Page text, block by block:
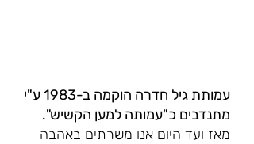
עמותת גיל חדרה הוקמה ב-1983 ע"י
מתנדבים כ"עמותה למען הקשיש".
מאז ועד היום אנו משרתים באהבה